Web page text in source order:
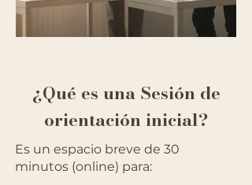
¿Qué es una Sesión de
orientación inicial?
Es un espacio breve de 30
minutos (online) para: